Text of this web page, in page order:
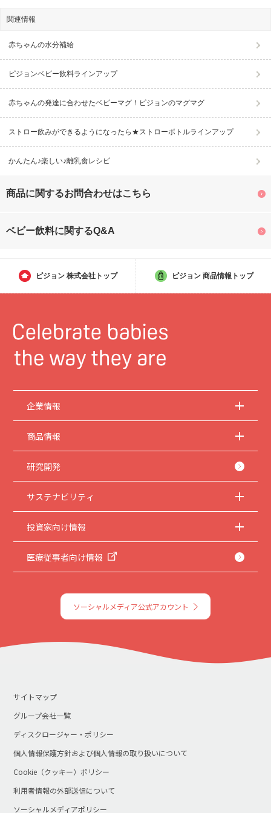
関連情報
赤ちゃんの水分補給
ピジョンベビー飲料ラインアップ
赤ちゃんの発達に合わせたベビーマグ！ピジョンのマグマグ
ストロー飲みができるようになったら★ストローボトルラインアップ
かんたん♪楽しい♪離乳食レシピ
商品に関するお問合わせはこちら
ベビー飲料に関するQ&A
ピジョン 株式会社トップ ピジョン 商品情報トップ
企業情報
商品情報
研究開発
サステナビリティ
投資家向け情報
医療従事者向け情報
ソーシャルメディア公式アカウント
サイトマップ
グループ会社一覧
ディスクロージャー・ポリシー
個人情報保護方針および個人情報の取り扱いについて
Cookie（クッキー）ポリシー
利用者情報の外部送信について
ソーシャルメディアポリシー